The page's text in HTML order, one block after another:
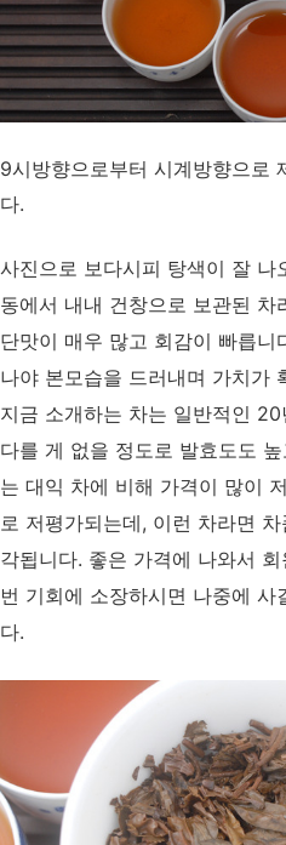
9시방향으로부터 시계방향으로
다.
사진으로 보다시피 탕색이 잘 나
동에서 내내 건창으로 보관된
단맛이 매우 많고 회감이 빠릅
나야 본모습을 드러내며 가치가
지금 소개하는 차는 일반적인
다를 게 없을 정도로 발효도도
는 대익 차에 비해 가격이 많이
로 저평가되는데, 이런 차라면
각됩니다. 좋은 가격에 나와서
번 기회에 소장하시면 나중에
다.